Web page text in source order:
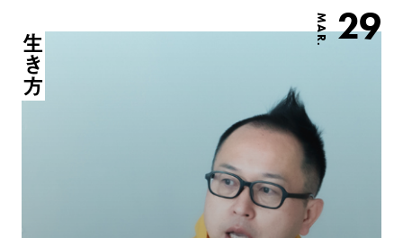
MAR. 29
生き方